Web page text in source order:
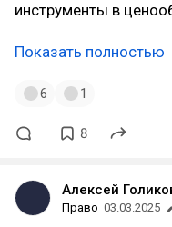
инструменты в
Показать полностью
6 1
8
Алексей
Право 03.03.2025